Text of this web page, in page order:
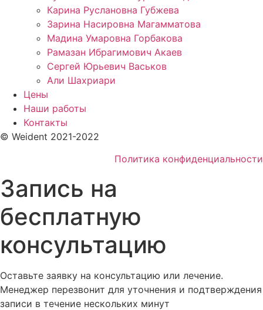
Карина Руслановна Губжева
Зарина Насировна Магамматова
Мадина Умаровна Горбакова
Рамазан Ибрагимович Акаев
Сергей Юрьевич Васьков
Али Шахриари
Цены
Наши работы
Контакты
© Weident 2021-2022
Политика конфиденциальности
Запись на
бесплатную
консультацию
Оставьте заявку на консультацию или лечение.
Менеджер перезвонит для уточнения и подтверждения
записи в течение нескольких минут